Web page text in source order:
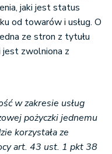
jaki jest status
od towarów i usług. O
ze stron z tytułu
jest zwolniona z
w zakresie usług
pożyczki jednemu
korzystała ze
art. 43 ust. 1 pkt 38